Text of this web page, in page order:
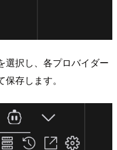
選択し、各プロバイダー
存します。